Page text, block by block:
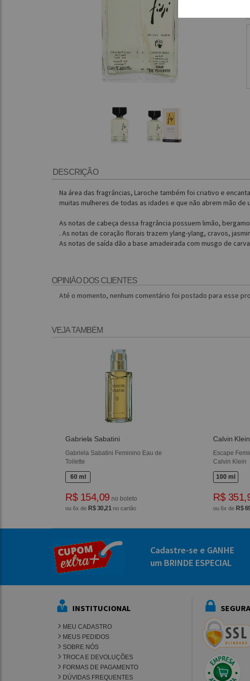
DESCRIÇÃO
Na área das fragrâncias, Laroche também foi criativo e
muitas mulheres de todas as idades e que não abrem mão de
As notas de cabeça dessa fragrância possuem limão,
. As notas de coração florais trazem ylang-ylang, cravos,
As notas de saída dão a base amadeirada com musgo de
OPINIÃO DOS CLIENTES
Até o momento, nenhum comentário foi postado para esse
VEJA TAMBÉM
Gabriela Sabatini
Gabriela Sabatini Feminino Eau de
Toilette
60 ml
R$ 154,09 no boleto
ou 6x de R$ 30,21 no cartão
Calvin Klein
Escape
Calvin Klein
100 ml
R$
ou 6x de R$
Cadastre-se e GANHE
um BRINDE ESPECIAL
INSTITUCIONAL
MEU CADASTRO
MEUS PEDIDOS
SOBRE NÓS
TROCA E DEVOLUÇÕES
FORMAS DE PAGAMENTO
DÚVIDAS FREQUENTES